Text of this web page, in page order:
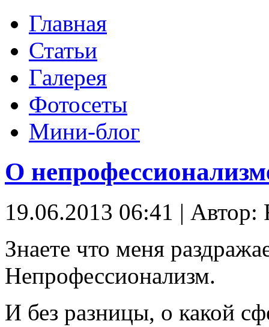
Главная
Статьи
Галерея
Фотосеты
Мини-блог
О
19.06.2013 06:41 | Автор:
Знаете что меня
Непрофессионализм.
И без разницы, о какой